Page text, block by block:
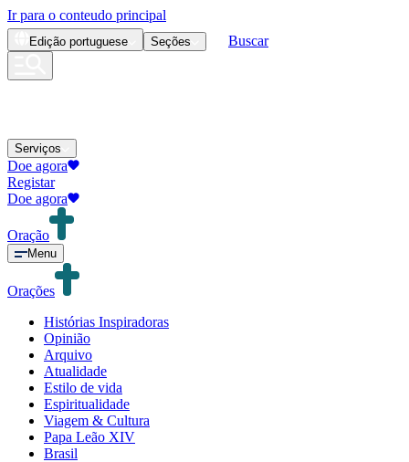
Ir para o conteudo principal
Edição portuguese Seções Buscar
Serviços
Doe agora
Registar
Doe agora
Oração
Menu
Orações
Histórias Inspiradoras
Opinião
Arquivo
Atualidade
Estilo de vida
Espiritualidade
Viagem & Cultura
Papa Leão XIV
Brasil